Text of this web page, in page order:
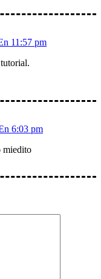
11:57 pm
6:03 pm
miedito